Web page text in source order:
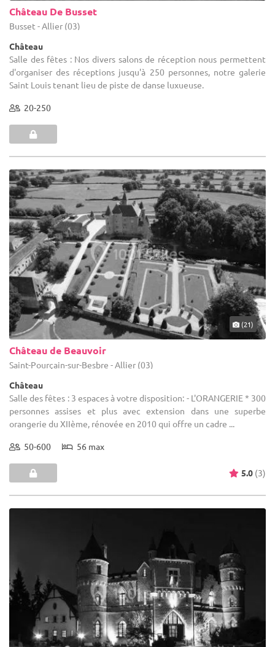
Château De Busset
Busset - Allier (03)
Château
Salle des fêtes : Nos divers salons de réception nous permettent
d'organiser des réceptions jusqu'à 250 personnes, notre galerie
Saint Louis tenant lieu de piste de danse luxueuse.
20-250
(21)
Château de Beauvoir
Saint-Pourçain-sur-Besbre - Allier (03)
Château
Salle des fêtes : 3 espaces à votre disposition: - L'ORANGERIE * 300
personnes assises et plus avec extension dans une superbe
orangerie du XIIème, rénovée en 2010 qui offre un cadre ...
50-600 56 max
5.0 (3)